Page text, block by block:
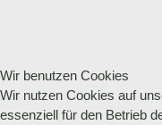
Wir benutzen Cookies
Wir nutzen Cookies auf
essenziell für den Betrieb